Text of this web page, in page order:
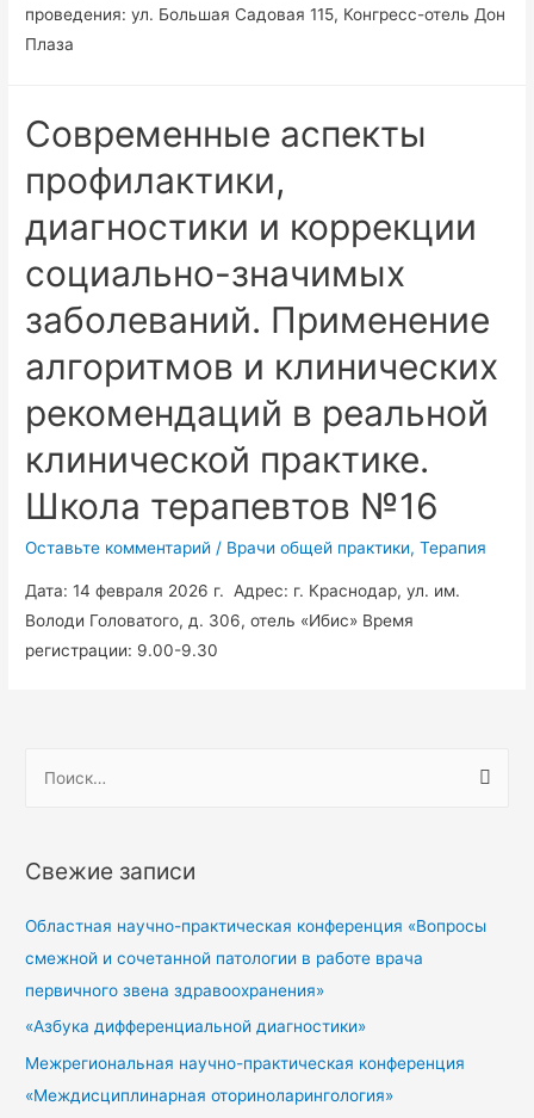
проведения: ул. Большая Садовая 115, Конгресс-отель Дон
Плаза
Современные аспекты
профилактики,
диагностики и коррекции
социально-значимых
заболеваний. Применение
алгоритмов и клинических
рекомендаций в реальной
клинической практике.
Школа терапевтов №16
Оставьте комментарий / Врачи общей практики,Терапия
Дата: 14 февраля 2026 г. Адрес: г. Краснодар, ул. им.
Володи Головатого, д. 306, отель «Ибис» Время
регистрации: 9.00-9.30
Свежие записи
Областная научно-практическая конференция «Вопросы
смежной и сочетанной патологии в работе врача
первичного звена здравоохранения»
«Азбука дифференциальной диагностики»
Межрегиональная научно-практическая конференция
«Междисциплинарная оториноларингология»